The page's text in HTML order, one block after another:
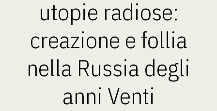
utopie radiose:
creazione e follia
nella Russia degli
anni Venti